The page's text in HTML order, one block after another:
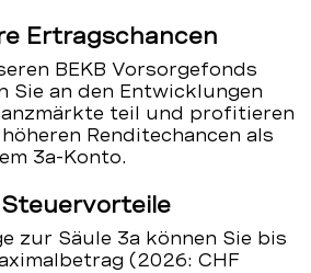
Ertragschancen
BEKB Vorsorgefonds
Sie an den Entwicklungen
teil und profitieren
Renditechancen als
3a-Konto.
zur Säule 3a können Sie bis
(2026: CHF